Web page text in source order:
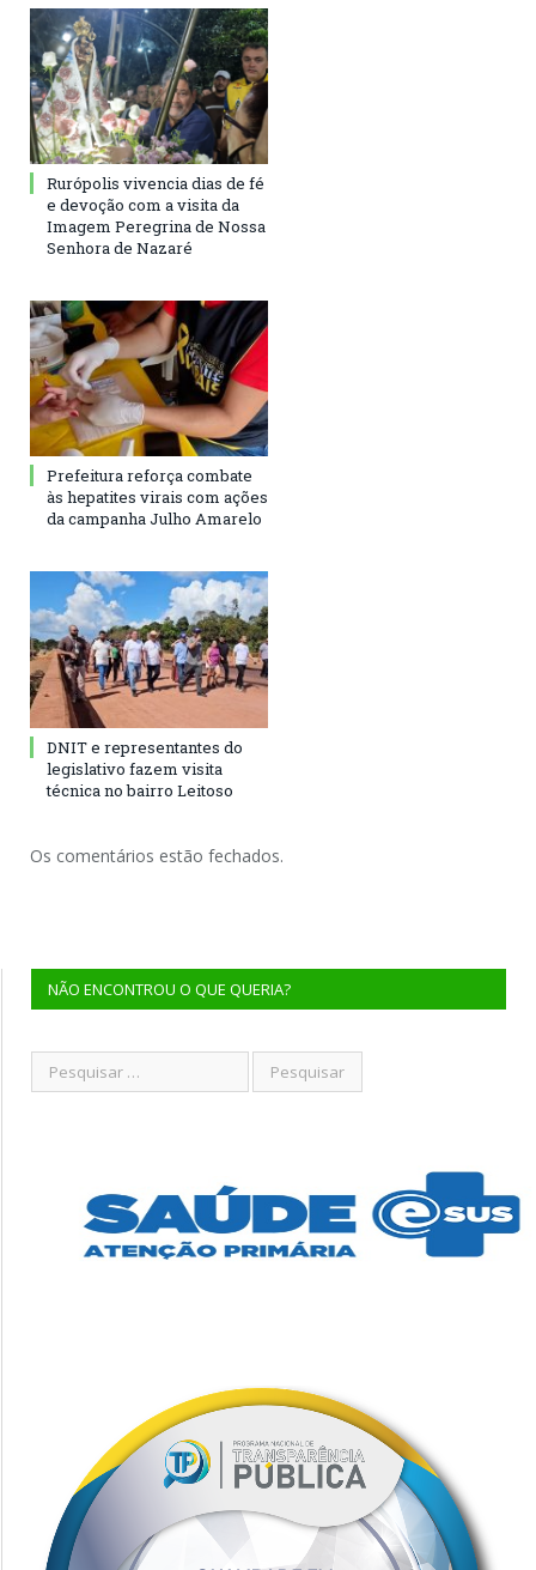
Rurópolis vivencia dias de fé
e devoção com a visita da
Imagem Peregrina de Nossa
Senhora de Nazaré
Prefeitura reforça combate
às hepatites virais com ações
da campanha Julho Amarelo
DNIT e representantes do
legislativo fazem visita
técnica no bairro Leitoso
Os comentários estão fechados.
NÃO ENCONTROU O QUE QUERIA?